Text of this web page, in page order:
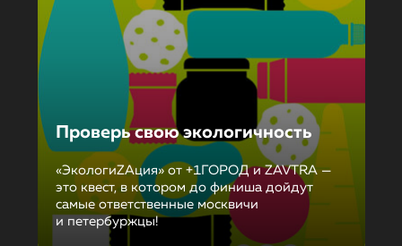
Проверь свою экологичность
«ЭкологиZAция» от +1ГОРОД и ZAVTRA —
это квест, в котором до финиша дойдут
самые ответственные москвичи
и петербуржцы!